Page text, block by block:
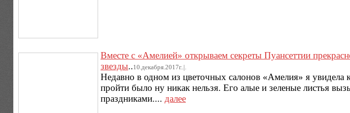
Вместе с «Амелией» открываем секреты Пуансеттии
звезды..10.декабря.2017г..|.
Недавно в одном из цветочных салонов «Амелия» я увидела
пройти было ну никак нельзя. Его алые и зеленые листья
праздниками.... далее